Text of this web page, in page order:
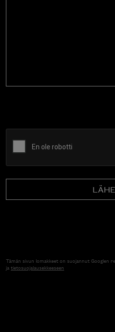
Tämän sivun lomakkeet on suojannut Googlen
jatietosuojalausekkeeseen